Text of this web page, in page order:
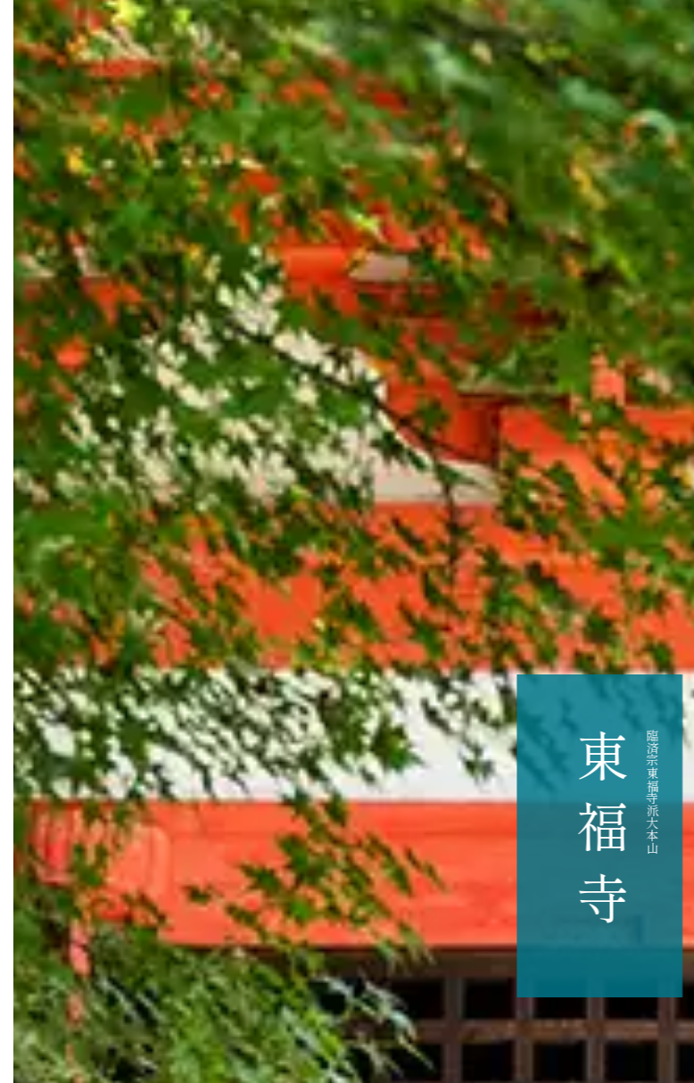
臨済宗東福寺派大本山
東福寺